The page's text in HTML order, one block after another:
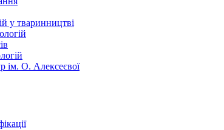
у тваринництві
ім. О. Алексеєвої